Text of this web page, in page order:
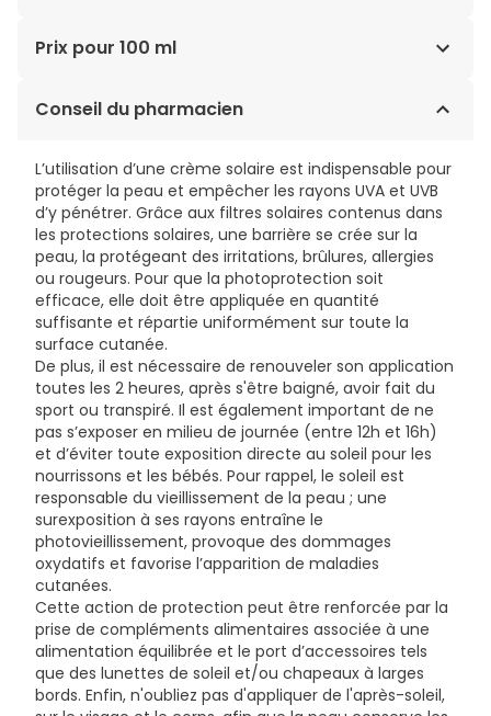
AQUA (WATER), ALCOHOL DENAT., OCTOCRYLENE, C12-
METHOXYPHENYL TRIAZINE, CYCLOPENTASILOXANE,
METHYLENE BIS-BENZOTRIAZOLYL
TETRAMETHYLBUTYLPHENOL [NANO],
PHENYLBENZIMIDAZOLE SULFONIC ACID,
POLYACRYLAMIDE, PEG-40 HYDROGENATED CASTOR OIL,
PHENOXYETHANOL, C13-14 ISOPARAFFINN, CARBOMER,
PANTHENOL, TOCOPHERYL ACETATE, PARFUM
(FRAGRANCE), DECYL GLUCOSIDE, XANTHAN GUM,
ACRYLATES/C10-30 ALKYL ACRYLATE CROSSPOLYMER,
DISODIUM EDTA, RETINYL PALMITATE, LAURETH-7, BHT,
LINALOOL, PROPYLENE GLYCOL, CI 77491 (IRON OXIDES),
CI 77499 (IRON OXIDES), TOCOPHEROL, CI 77492 (IRON
OXIDES).
Prix pour 100 ml
6,78€ / 100 ml
Conseil du pharmacien
L’utilisation d’une crème solaire est indispensable pour
protéger la peau et empêcher les rayons UVA et UVB
d’y pénétrer. Grâce aux filtres solaires contenus dans
les protections solaires, une barrière se crée sur la
peau, la protégeant des irritations, brûlures, allergies
ou rougeurs. Pour que la photoprotection soit
efficace, elle doit être appliquée en quantité
suffisante et répartie uniformément sur toute la
surface cutanée.
De plus, il est nécessaire de renouveler son application
toutes les 2 heures, après s'être baigné, avoir fait du
sport ou transpiré. Il est également important de ne
pas s’exposer en milieu de journée (entre 12h et 16h)
et d’éviter toute exposition directe au soleil pour les
nourrissons et les bébés. Pour rappel, le soleil est
responsable du vieillissement de la peau ; une
surexposition à ses rayons entraîne le
photovieillissement, provoque des dommages
oxydatifs et favorise l’apparition de maladies
cutanées.
Cette action de protection peut être renforcée par la
prise de compléments alimentaires associée à une
alimentation équilibrée et le port d’accessoires tels
que des lunettes de soleil et/ou chapeaux à larges
bords. Enfin, n'oubliez pas d'appliquer de l'après-soleil,